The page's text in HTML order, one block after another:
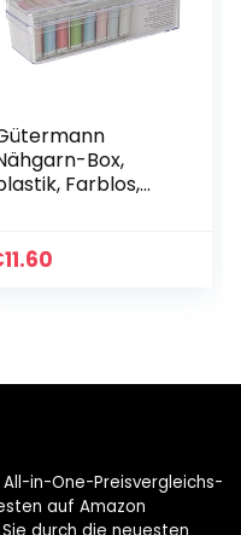
Box,
Farblos,
11.60
in-One-Preisvergleichs-
auf Amazon